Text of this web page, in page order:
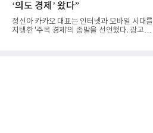
‘의도 경제’ 왔다”
정신아 카카오 대표는 인터넷과 모바일 시대를
지탱한 '주목 경제'의 종말을 선언했다. 광고를